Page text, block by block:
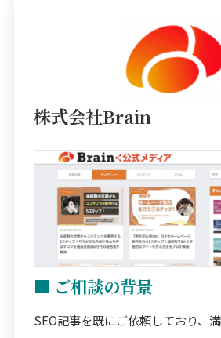
株式会社Brain
■ ご相談の背景
SEO記事を既にご依頼しており、